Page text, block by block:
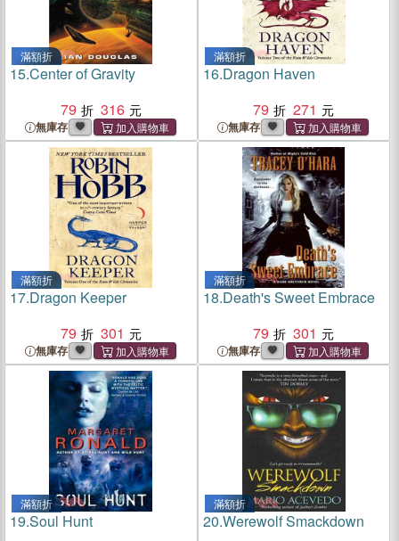
滿額折
15.Center of Gravity
79
316
無庫存
滿額折
16.Dragon Haven
79
271
無庫存
滿額折
17.Dragon Keeper
79
301
無庫存
滿額折
18.Death's Sweet Embrace
79
301
無庫存
滿額折
19.Soul Hunt
滿額折
20.Werewolf Smackdown